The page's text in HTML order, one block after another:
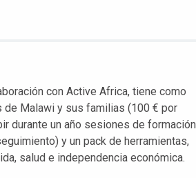
con Active Africa, tiene como
de Malawi y sus familias (100 € por
durante un año sesiones de formación
y un pack de herramientas,
salud e independencia económica.